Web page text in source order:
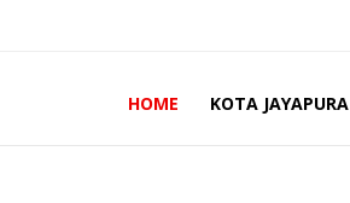
HOME KOTA JAYAPURA